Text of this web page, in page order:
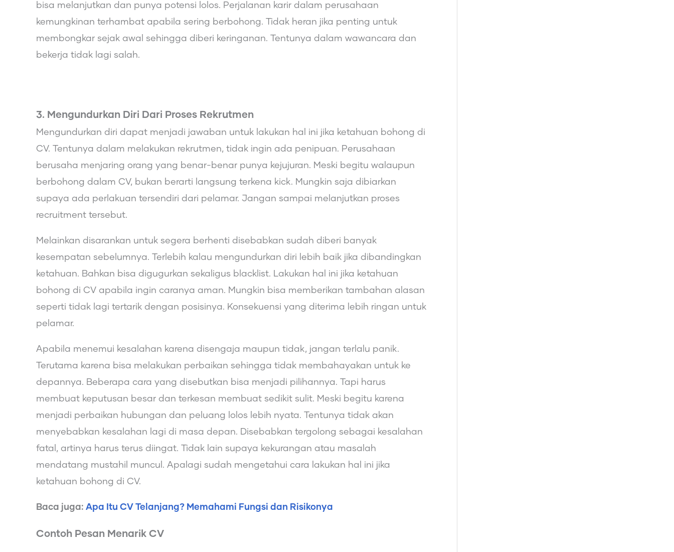
bisa melanjutkan dan punya potensi lolos. Perjalanan karir dalam perusahaan
kemungkinan terhambat apabila sering berbohong. Tidak heran jika penting untuk
membongkar sejak awal sehingga diberi keringanan. Tentunya dalam wawancara dan
bekerja tidak lagi salah.
3. Mengundurkan Diri Dari Proses Rekrutmen
Mengundurkan diri dapat menjadi jawaban untuk lakukan hal ini jika ketahuan bohong di
CV. Tentunya dalam melakukan rekrutmen, tidak ingin ada penipuan. Perusahaan
berusaha menjaring orang yang benar-benar punya kejujuran. Meski begitu walaupun
berbohong dalam CV, bukan berarti langsung terkena kick. Mungkin saja dibiarkan
supaya ada perlakuan tersendiri dari pelamar. Jangan sampai melanjutkan proses
recruitment tersebut.
Melainkan disarankan untuk segera berhenti disebabkan sudah diberi banyak
kesempatan sebelumnya. Terlebih kalau mengundurkan diri lebih baik jika dibandingkan
ketahuan. Bahkan bisa digugurkan sekaligus blacklist. Lakukan hal ini jika ketahuan
bohong di CV apabila ingin caranya aman. Mungkin bisa memberikan tambahan alasan
seperti tidak lagi tertarik dengan posisinya. Konsekuensi yang diterima lebih ringan untuk
pelamar.
Apabila menemui kesalahan karena disengaja maupun tidak, jangan terlalu panik.
Terutama karena bisa melakukan perbaikan sehingga tidak membahayakan untuk ke
depannya. Beberapa cara yang disebutkan bisa menjadi pilihannya. Tapi harus
membuat keputusan besar dan terkesan membuat sedikit sulit. Meski begitu karena
menjadi perbaikan hubungan dan peluang lolos lebih nyata. Tentunya tidak akan
menyebabkan kesalahan lagi di masa depan. Disebabkan tergolong sebagai kesalahan
fatal, artinya harus terus diingat. Tidak lain supaya kekurangan atau masalah
mendatang mustahil muncul. Apalagi sudah mengetahui cara lakukan hal ini jika
ketahuan bohong di CV.
Baca juga: Apa Itu CV Telanjang? Memahami Fungsi dan Risikonya
Contoh Pesan Menarik CV